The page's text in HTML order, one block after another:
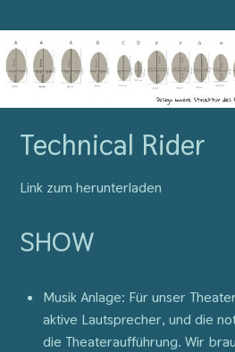
Technical Rider
Link zum herunterladen
SHOW
Musik Anlage: Für unser
aktive Lautsprecher, und die
die Theateraufführung. Wir